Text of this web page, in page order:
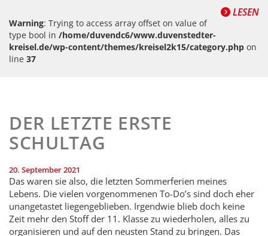
LESEN
Warning: Trying to access array offset on value of
type bool in /home/duvendc6/www.duvenstedter-
kreisel.de/wp-content/themes/kreisel2k15/category.php on
line 37
DER LETZTE ERSTE
SCHULTAG
20. September 2021
Das waren sie also, die letzten Sommerferien meines
Lebens. Die vielen vorgenommenen To-Do’s sind doch eher
unangetastet liegengeblieben. Irgendwie blieb doch keine
Zeit mehr den Stoff der 11. Klasse zu wiederholen, alles zu
organisieren und auf den neusten Stand zu bringen. Das